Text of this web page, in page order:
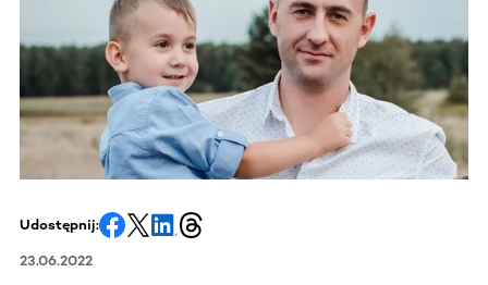
Udostępnij:
23.06.2022